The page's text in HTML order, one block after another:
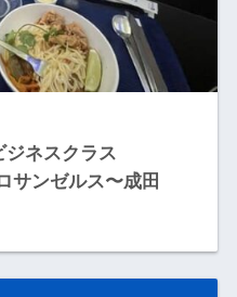
ネスクラス
サンゼルス〜成田